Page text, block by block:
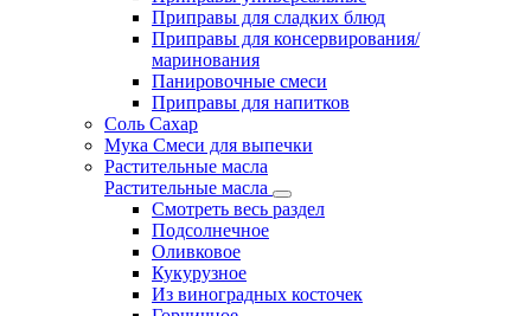
Приправы для сладких блюд
Приправы для консервирования/
маринования
Панировочные смеси
Приправы для напитков
Соль Сахар
Мука Смеси для выпечки
Растительные масла
Растительные масла
Смотреть весь раздел
Подсолнечное
Оливковое
Кукурузное
Из виноградных косточек